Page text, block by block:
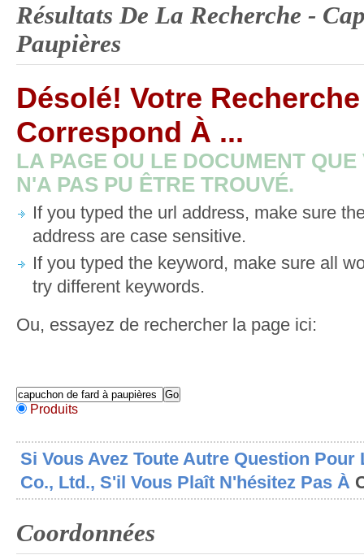
Résultats De La Recherche -
Paupières
Désolé! Votre
Correspond À ...
LA PAGE OU LE DOCUMENT
N'A PAS PU ÊTRE TROUVÉ.
If you typed the url address, make sure
address are case sensitive.
If you typed the keyword, make sure all
try different keywords.
Ou, essayez de rechercher la page ici:
Produits
Si Vous Avez Toute Autre Question
Co., Ltd., S'il Vous Plaît N'hésitez Pas À
Coordonnées